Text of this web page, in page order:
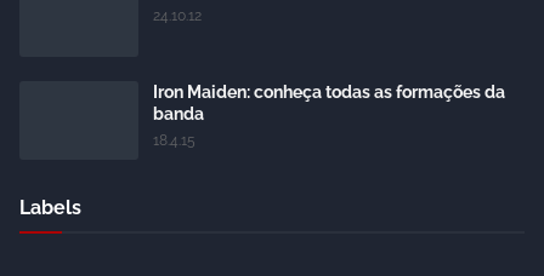
24.10.12
Iron Maiden: conheça todas as formações da
banda
18.4.15
Labels